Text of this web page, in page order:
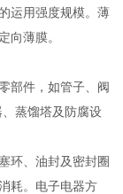
运用强度规模。薄
向薄膜。
部件，如管子、阀
蒸馏塔及防腐设
环、油封及密封圈
耗。 电子电器方